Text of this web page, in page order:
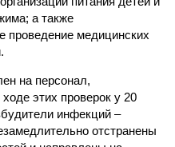
а также
проведение медицинских
на персонал,
этих проверок у 20
инфекций –
отстранены